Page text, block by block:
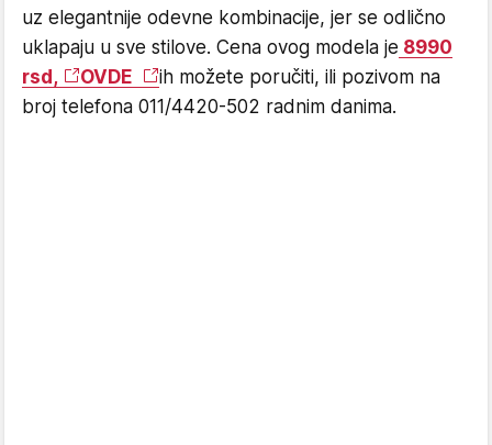
uz elegantnije odevne kombinacije, jer se odlično
uklapaju u sve stilove. Cena ovog modela je 8990
rsd,
OVDE
ih možete poručiti, ili pozivom na
broj telefona 011/4420-502 radnim danima.